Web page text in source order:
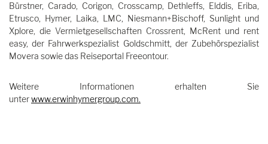
Bürstner, Carado, Corigon, Crosscamp, Dethleffs, Elddis, Eriba,
Etrusco, Hymer, Laika, LMC, Niesmann+Bischoff, Sunlight und
Xplore, die Vermietgesellschaften Crossrent, McRent und rent
easy, der Fahrwerkspezialist Goldschmitt, der Zubehörspezialist
Movera sowie das Reiseportal Freeontour.
Weitere Informationen erhalten Sie
unterwww.erwinhymergroup.com.